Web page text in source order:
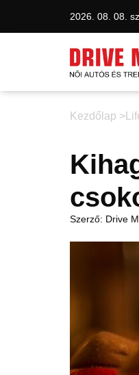
2026. 08. 08.
Kezdőlap >
Szerző: Drive